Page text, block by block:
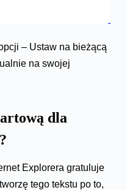
– Ustaw na bieżącą
na swojej
dla
Explorera gratuluje
tego tekstu po to,